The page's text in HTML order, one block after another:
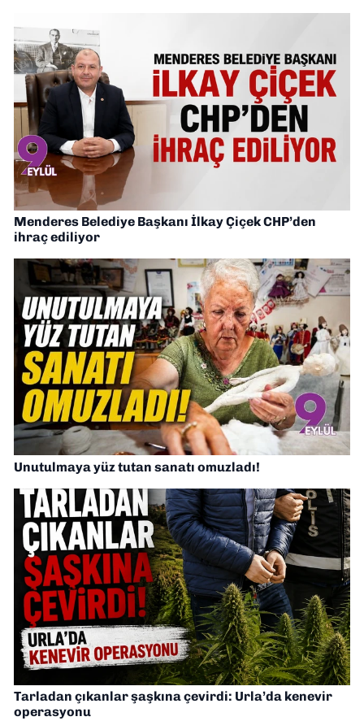
Menderes Belediye Başkanı İlkay Çiçek CHP’den
ihraç ediliyor
Unutulmaya yüz tutan sanatı omuzladı!
Tarladan çıkanlar şaşkına çevirdi: Urla’da kenevir
operasyonu